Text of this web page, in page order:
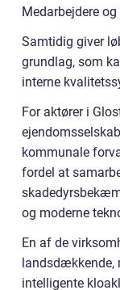
Medarbejdere
Samtidig giver
grundlag, som
interne
For aktører i
kommunale
fordel at
og moderne
En af de
landsdækkende,
intelligente